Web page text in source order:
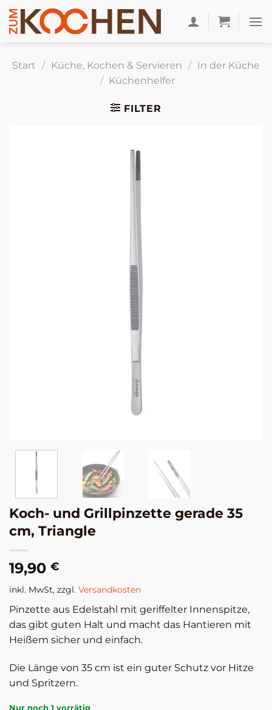
Zum
Inhalt
springen
Start / Küche, Kochen & Servieren /
In der Küche
/
Küchenhelfer
FILTER
Koch- und Grillpinzette gerade 35
cm, Triangle
19,90 €
inkl. MwSt, zzgl. Versandkosten
Pinzette aus Edelstahl mit geriffelter Innenspitze,
das gibt guten Halt und macht das Hantieren mit
Heißem sicher und einfach.
Die Länge von 35 cm ist ein guter Schutz vor Hitze
und Spritzern.
Nur noch 1 vorrätig